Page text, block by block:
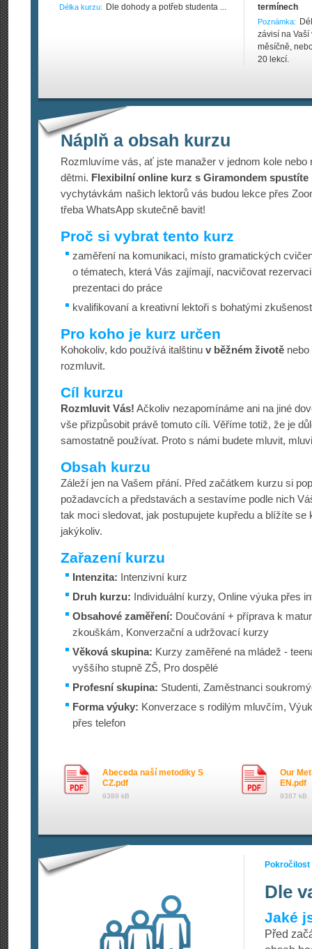
Délka kurzu: Dle dohody a potřeb studenta ...
termínech
Poznámka:
závisí na
měsíčně,
20 lekcí.
Náplň a obsah kurzu
Rozmluvíme vás, ať jste manažer v jednom kole nebo
dětmi. Flexibilní online kurz s Giramondem
vychytávkám našich lektorů vás budou lekce přes
třeba WhatsApp skutečně bavit!
Proč si vybrat tento kurz
zaměření na komunikaci, místo gramatických
o tématech, která Vás zajímají, nacvičovat
prezentaci do práce
kvalifikovaní a kreativní lektoři s bohatými
Pro koho je kurz určen
Kohokoliv, kdo používá italštinu v běžném životě nebo
rozmluvit.
Cíl kurzu
Rozmluvit Vás! Ačkoliv nezapomínáme ani na jiné
vše přizpůsobit právě tomuto cíli. Věříme totiž, že je
samostatně používat. Proto s námi budete mluvit,
Obsah kurzu
Záleží jen na Vašem přání. Před začátkem kurzu si
požadavcích a představách a sestavíme podle nich
tak moci sledovat, jak postupujete kupředu a blížíte
jakýkoliv.
Zařazení kurzu
Intenzita: Intenzivní kurz
Druh kurzu: Individuální kurzy, Online výuka přes
Obsahové zaměření: Doučování + příprava k
zkouškám, Konverzační a udržovací kurzy
Věková skupina: Kurzy zaměřené na mládež -
vyššího stupně ZŠ, Pro dospělé
Profesní skupina: Studenti, Zaměstnanci
Forma výuky: Konverzace s rodilým mluvčím,
přes telefon
Abeceda naší metodiky S
CZ.pdf
9389 kB
Our
EN.pdf
9387 kB
Pokročilost
Dle
Jaké
Před